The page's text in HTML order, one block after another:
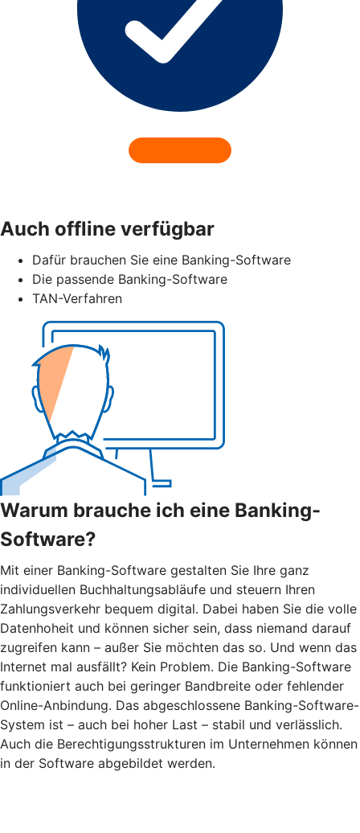
Auch offline verfügbar
Dafür brauchen Sie eine Banking-Software
Die passende Banking-Software
TAN-Verfahren
Warum brauche ich eine Banking-
Software?
Mit einer Banking-Software gestalten Sie Ihre ganz
individuellen Buchhaltungsabläufe und steuern Ihren
Zahlungsverkehr bequem digital. Dabei haben Sie die volle
Datenhoheit und können sicher sein, dass niemand darauf
zugreifen kann – außer Sie möchten das so. Und wenn das
Internet mal ausfällt? Kein Problem. Die Banking-Software
funktioniert auch bei geringer Bandbreite oder fehlender
Online-Anbindung. Das abgeschlossene Banking-Software-
System ist – auch bei hoher Last – stabil und verlässlich.
Auch die Berechtigungsstrukturen im Unternehmen können
in der Software abgebildet werden.